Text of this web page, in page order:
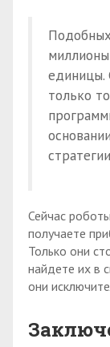
единицы.
только
Сейчас
получаете
Только они
найдете их в
они